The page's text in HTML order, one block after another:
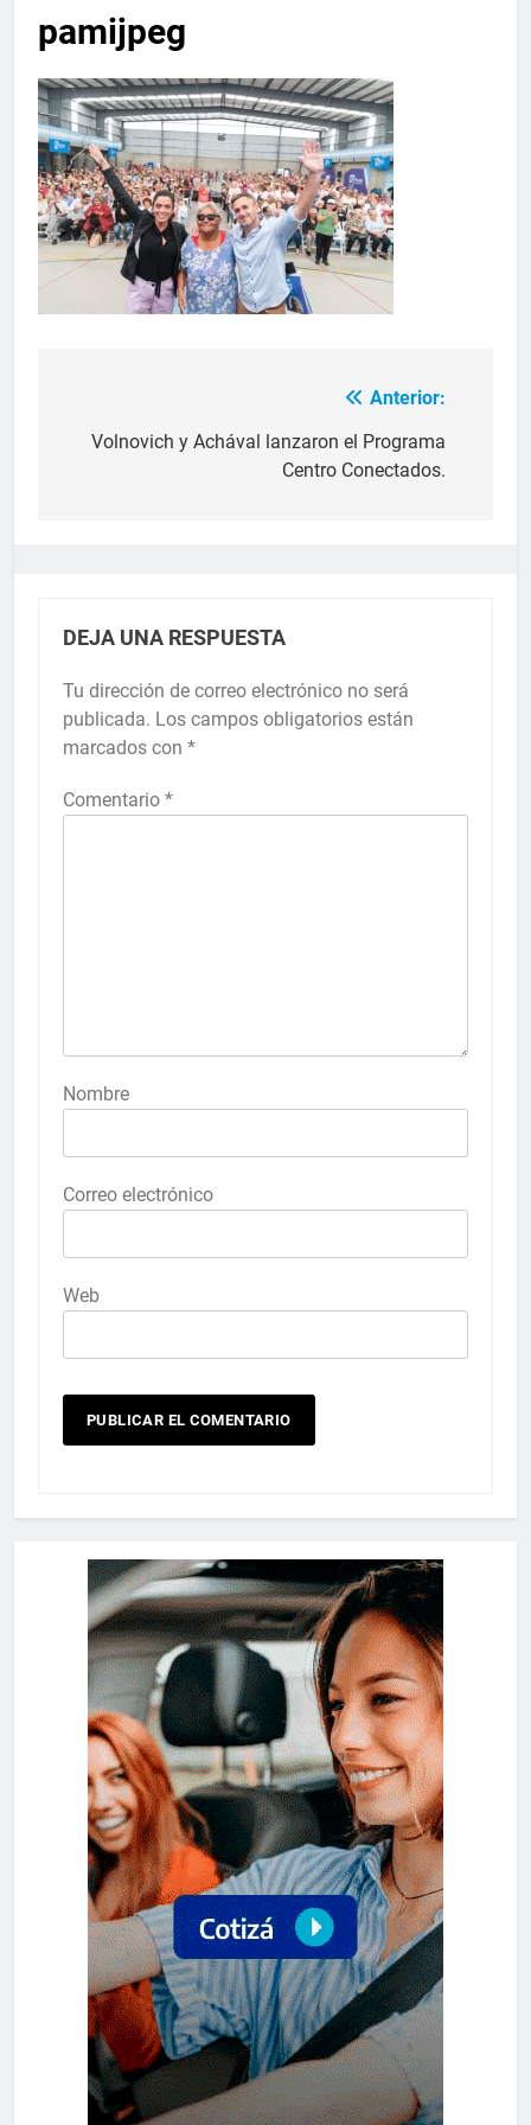
pamijpeg
Anterior:
Volnovich y Achával lanzaron el Programa
Centro Conectados.
DEJA UNA RESPUESTA
Tu dirección de correo electrónico no será
publicada. Los campos obligatorios están
marcados con *
Comentario *
Nombre
Correo electrónico
Web